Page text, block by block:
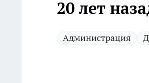
20 лет
Администрация